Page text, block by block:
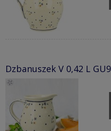
Dzbanuszek V 0,42 L